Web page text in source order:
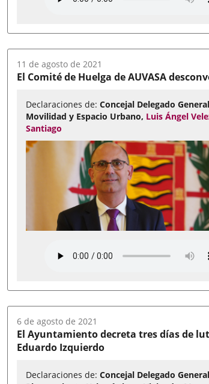
Fecha
del
11 de agosto de 2021
El Comité de Huelga de AUVASA
Declaraciones de:Concejal Delegado
Movilidad y Espacio Urbano, Luis Ángel
Santiago
Fecha
del
audio:
6 de agosto de 2021
El Ayuntamiento decreta tres días de
Eduardo Izquierdo
Declaraciones de:Concejal Delegado